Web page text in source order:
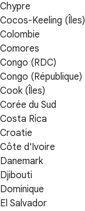
Chypre
Cocos-Keeling (Îles)
Colombie
Comores
Congo (RDC)
Congo (République)
Cook (Îles)
Corée du Sud
Costa Rica
Croatie
Côte d'Ivoire
Danemark
Djibouti
Dominique
El Salvador